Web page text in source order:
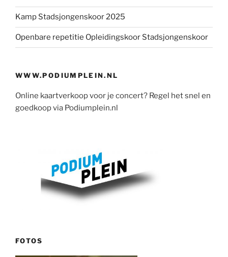
Kamp Stadsjongenskoor 2025
Openbare repetitie Opleidingskoor Stadsjongenskoor
WWW.PODIUMPLEIN.NL
Online kaartverkoop voor je concert? Regel het snel en
goedkoop via Podiumplein.nl
FOTOS